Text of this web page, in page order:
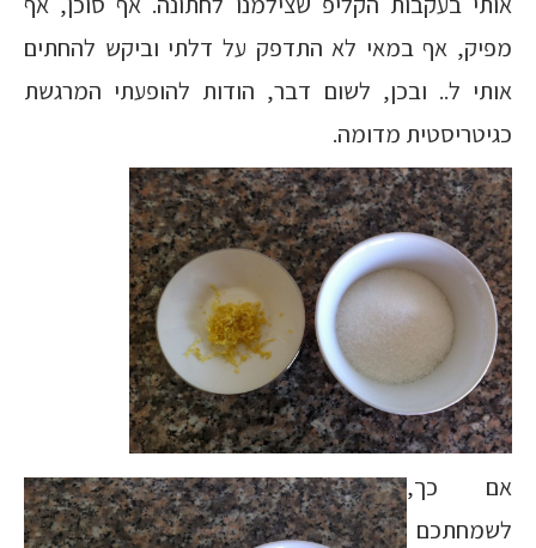
מפיק, אף במאי לא התדפק על דלתי וביקש להחתים
אותי ל.. ובכן, לשום דבר, הודות להופעתי המרגשת
כגיטריסטית מדומה.
אם כך,
לשמחתכם